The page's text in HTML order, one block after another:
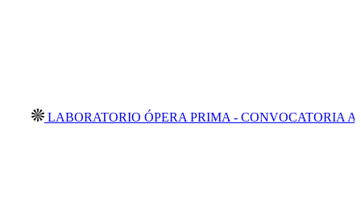
ÓPERA PRIMA - CONVOCATORIA ABIERTA